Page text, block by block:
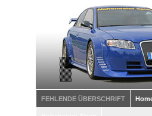
FEHLENDE ÜBERSCHRIFT